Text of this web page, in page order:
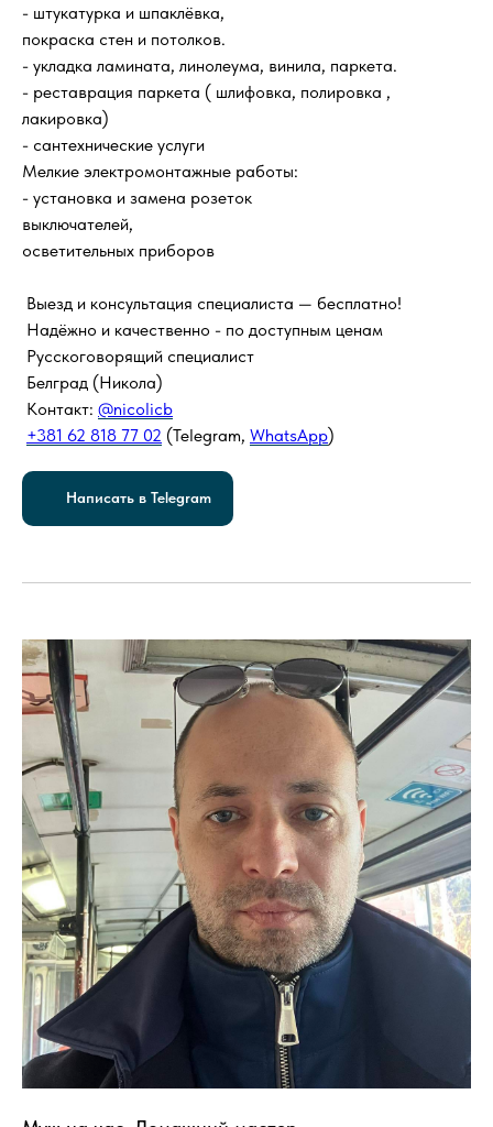
- штукатурка и шпаклёвка,
покраска стен и потолков.
- укладка ламината, линолеума, винила, паркета.
- реставрация паркета ( шлифовка, полировка ,
лакировка)
- сантехнические услуги
Мелкие электромонтажные работы:
- установка и замена розеток
выключателей,
осветительных приборов
Выезд и консультация специалиста — бесплатно!
Надёжно и качественно - по доступным ценам
Русскоговорящий специалист
Белград (Никола)
Контакт: @nicolicb
+381 62 818 77 02 (Telegram, WhatsApp)
Написать в Telegram